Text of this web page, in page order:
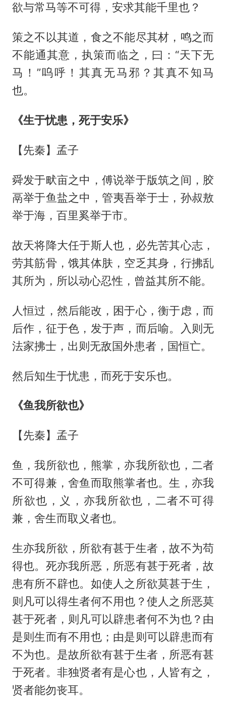
欲与常马等不可得，安求其能千里也？
策之不以其道，食之不能尽其材，鸣之而
不能通其意，执策而临之，曰：“天下无
马！”呜呼！其真无马邪？其真不知马
也。
《生于忧患，死于安乐》
【先秦】孟子
舜发于畎亩之中，傅说举于版筑之间，胶
鬲举于鱼盐之中，管夷吾举于士，孙叔敖
举于海，百里奚举于市。
故天将降大任于斯人也，必先苦其心志，
劳其筋骨，饿其体肤，空乏其身，行拂乱
其所为，所以动心忍性，曾益其所不能。
人恒过，然后能改，困于心，衡于虑，而
后作，征于色，发于声，而后喻。入则无
法家拂士，出则无敌国外患者，国恒亡。
然后知生于忧患，而死于安乐也。
《鱼我所欲也》
【先秦】孟子
鱼，我所欲也，熊掌，亦我所欲也，二者
不可得兼，舍鱼而取熊掌者也。生，亦我
所欲也，义，亦我所欲也，二者不可得
兼，舍生而取义者也。
生亦我所欲，所欲有甚于生者，故不为苟
得也。死亦我所恶，所恶有甚于死者，故
患有所不辟也。如使人之所欲莫甚于生，
则凡可以得生者何不用也？使人之所恶莫
甚于死者，则凡可以辟患者何不为也？由
是则生而有不用也；由是则可以辟患而有
不为也。是故所欲有甚于生者，所恶有甚
于死者。非独贤者有是心也，人皆有之，
贤者能勿丧耳。